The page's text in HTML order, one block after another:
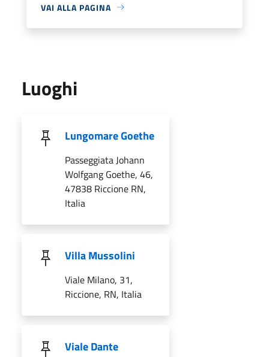
VAI ALLA PAGINA
Luoghi
Lungomare Goethe
Passeggiata Johann
Wolfgang Goethe, 46,
47838 Riccione RN,
Italia
Villa Mussolini
Viale Milano, 31,
Riccione, RN, Italia
Viale Dante